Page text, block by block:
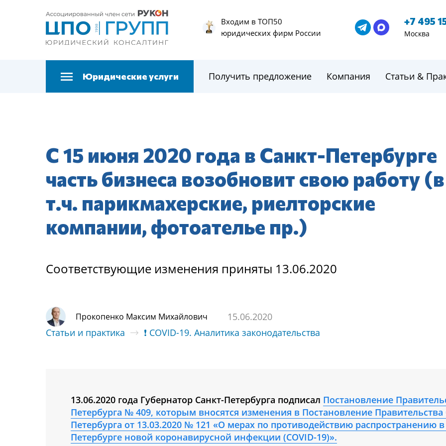
Входим в ТОП50
юридических фирм России
+7 495
Москва
Юридические услуги Получить предложение Компания Статьи &
С 15 июня 2020 года в Санкт-Петербурге
часть бизнеса возобновит свою работу (в
т.ч. парикмахерские, риелторские
компании, фотоателье пр.)
Соответствующие изменения приняты 13.06.2020
Прокопенко Максим Михайлович
15.06.2020
Статьи и практика
❗ COVID-19. Аналитика законодательства
13.06.2020 года Губернатор Санкт-Петербурга подписал Постановление
Петербурга № 409, которым вносятся изменения в Постановление Правительства
Петербурга от 13.03.2020 № 121 «О мерах по противодействию распространению
Петербурге новой коронавирусной инфекции (COVID-19)».